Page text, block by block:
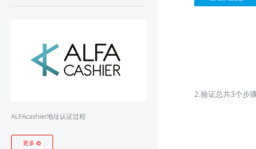
2.验证总共3个步
ALFAcashier地址认证过程
更多